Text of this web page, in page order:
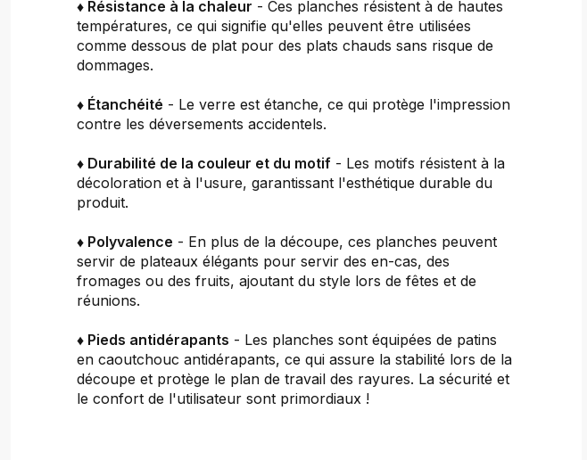
♦ Résistance à la chaleur - Ces planches résistent à de hautes
températures, ce qui signifie qu'elles peuvent être utilisées
comme dessous de plat pour des plats chauds sans risque de
dommages.
♦ Étanchéité - Le verre est étanche, ce qui protège l'impression
contre les déversements accidentels.
♦ Durabilité de la couleur et du motif - Les motifs résistent à la
décoloration et à l'usure, garantissant l'esthétique durable du
produit.
♦ Polyvalence - En plus de la découpe, ces planches peuvent
servir de plateaux élégants pour servir des en-cas, des
fromages ou des fruits, ajoutant du style lors de fêtes et de
réunions.
♦ Pieds antidérapants - Les planches sont équipées de patins
en caoutchouc antidérapants, ce qui assure la stabilité lors de la
découpe et protège le plan de travail des rayures. La sécurité et
le confort de l'utilisateur sont primordiaux !